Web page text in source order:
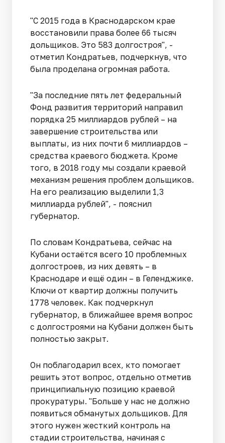
"С 2015 года в Краснодарском крае
восстановили права более 66 тысяч
дольщиков. Это 583 долгостроя", -
отметил Кондратьев, подчеркнув, что
была проделана огромная работа.
"За последние пять лет федеральный
Фонд развития территорий направил
порядка 25 миллиардов рублей – на
завершение строительства или
выплаты, из них почти 6 миллиардов –
средства краевого бюджета. Кроме
того, в 2018 году мы создали краевой
механизм решения проблем дольщиков.
На его реализацию выделили 1,3
миллиарда рублей", - пояснил
губернатор.
По словам Кондратьева, сейчас на
Кубани остаётся всего 10 проблемных
долгостроев, из них девять – в
Краснодаре и ещё один – в Геленджике.
Ключи от квартир должны получить
1778 человек. Как подчеркнул
губернатор, в ближайшее время вопрос
с долгостроями на Кубани должен быть
полностью закрыт.
Он поблагодарил всех, кто помогает
решить этот вопрос, отдельно отметив
принципиальную позицию краевой
прокуратуры. "Больше у нас не должно
появиться обманутых дольщиков. Для
этого нужен жесткий контроль на
стадии строительства, начиная с